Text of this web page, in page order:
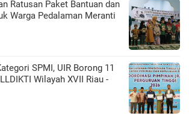
Ratusan Paket Bantuan dan
Warga Pedalaman Meranti
SPMI, UIR Borong 11
Wilayah XVII Riau -